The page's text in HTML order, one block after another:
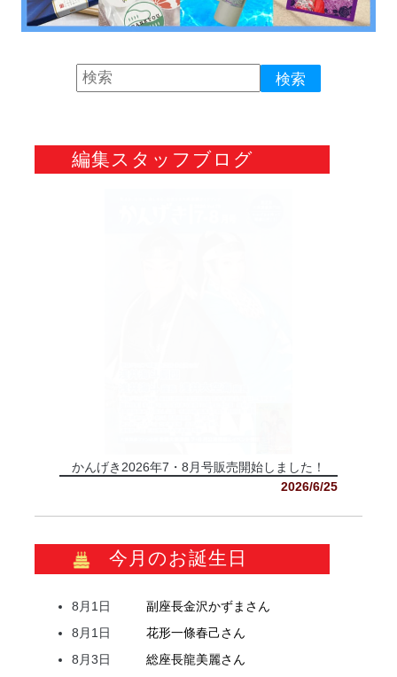
編集スタッフブログ
かんげき2026年7・8月号販売開始しました！
2026/6/25
今月のお誕生日
8月1日 副座長金沢かずま さん
8月1日
花形一條春己さん
8月3日
総座長龍美麗さん